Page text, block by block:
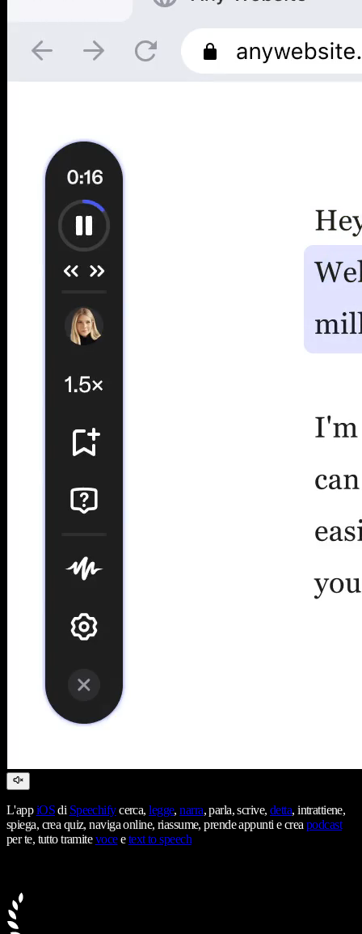
L'appiOSdi Speechifycerca,legge,narra, parla, scrive,detta, intrattiene,
spiega, crea quiz, naviga online, riassume, prende appunti e creapodcast
per te, tutto tramitevoceetext to speech